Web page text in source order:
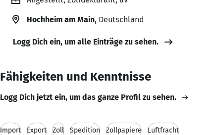
Hochheim am Main, Deutschland
Logg Dich ein, um alle Einträge zu sehen.
Fähigkeiten und Kenntnisse
Logg Dich jetzt ein, um das ganze Profil zu sehen.
Import Export Zoll Spedition Zollpapiere Luftfracht